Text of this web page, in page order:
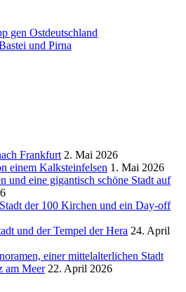
gen Ostdeutschland
und Pirna
Frankfurt 2. Mai 2026
einem Kalksteinfelsen 1. Mai 2026
und eine gigantisch schöne Stadt auf
der 100 Kirchen und ein Day-off
und der Tempel der Hera 24. April
einer mittelalterlichen Stadt
am Meer 22. April 2026